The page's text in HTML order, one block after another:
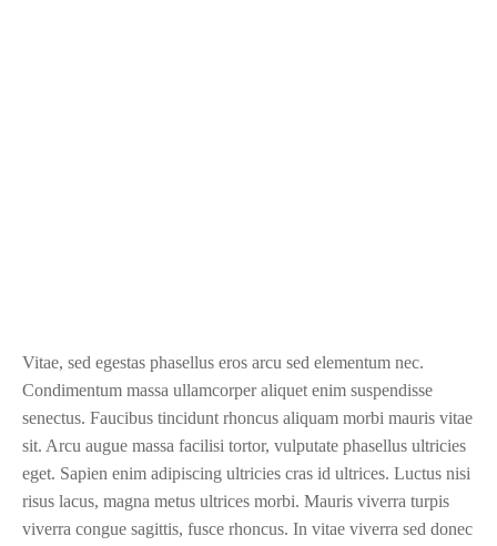
Vitae, sed egestas phasellus eros arcu sed elementum nec.
Condimentum massa ullamcorper aliquet enim suspendisse
senectus. Faucibus tincidunt rhoncus aliquam morbi mauris vitae
sit. Arcu augue massa facilisi tortor, vulputate phasellus ultricies
eget. Sapien enim adipiscing ultricies cras id ultrices. Luctus nisi
risus lacus, magna metus ultrices morbi. Mauris viverra turpis
viverra congue sagittis, fusce rhoncus. In vitae viverra sed donec